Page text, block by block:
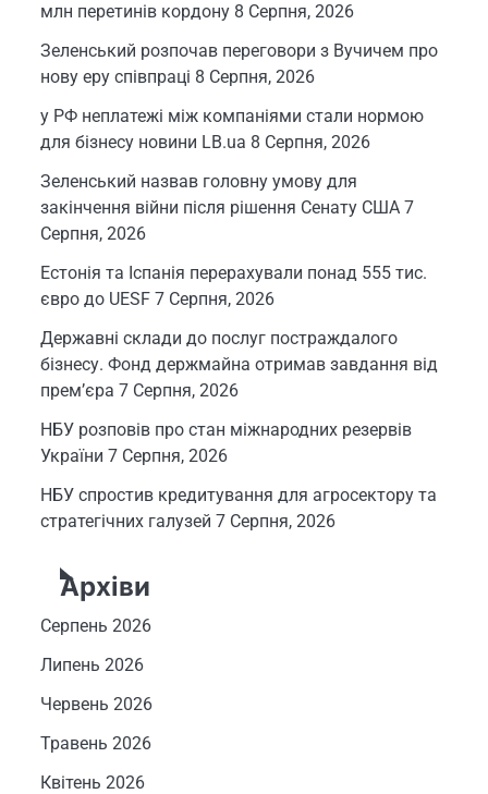
млн перетинів кордону 8 Серпня, 2026
Зеленський розпочав переговори з Вучичем про
нову еру співпраці 8 Серпня, 2026
у РФ неплатежі між компаніями стали нормою
для бізнесу новини LB.ua 8 Серпня, 2026
Зеленський назвав головну умову для
закінчення війни після рішення Сенату США 7
Серпня, 2026
Естонія та Іспанія перерахували понад 555 тис.
євро до UESF 7 Серпня, 2026
Державні склади до послуг постраждалого
бізнесу. Фонд держмайна отримав завдання від
прем’єра 7 Серпня, 2026
НБУ розповів про стан міжнародних резервів
України 7 Серпня, 2026
НБУ спростив кредитування для агросектору та
стратегічних галузей 7 Серпня, 2026
Архіви
Серпень 2026
Липень 2026
Червень 2026
Травень 2026
Квітень 2026